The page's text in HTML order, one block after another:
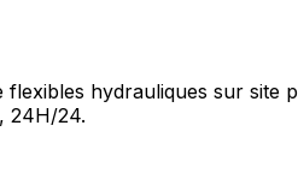
flexibles hydrauliques sur
24H/24.